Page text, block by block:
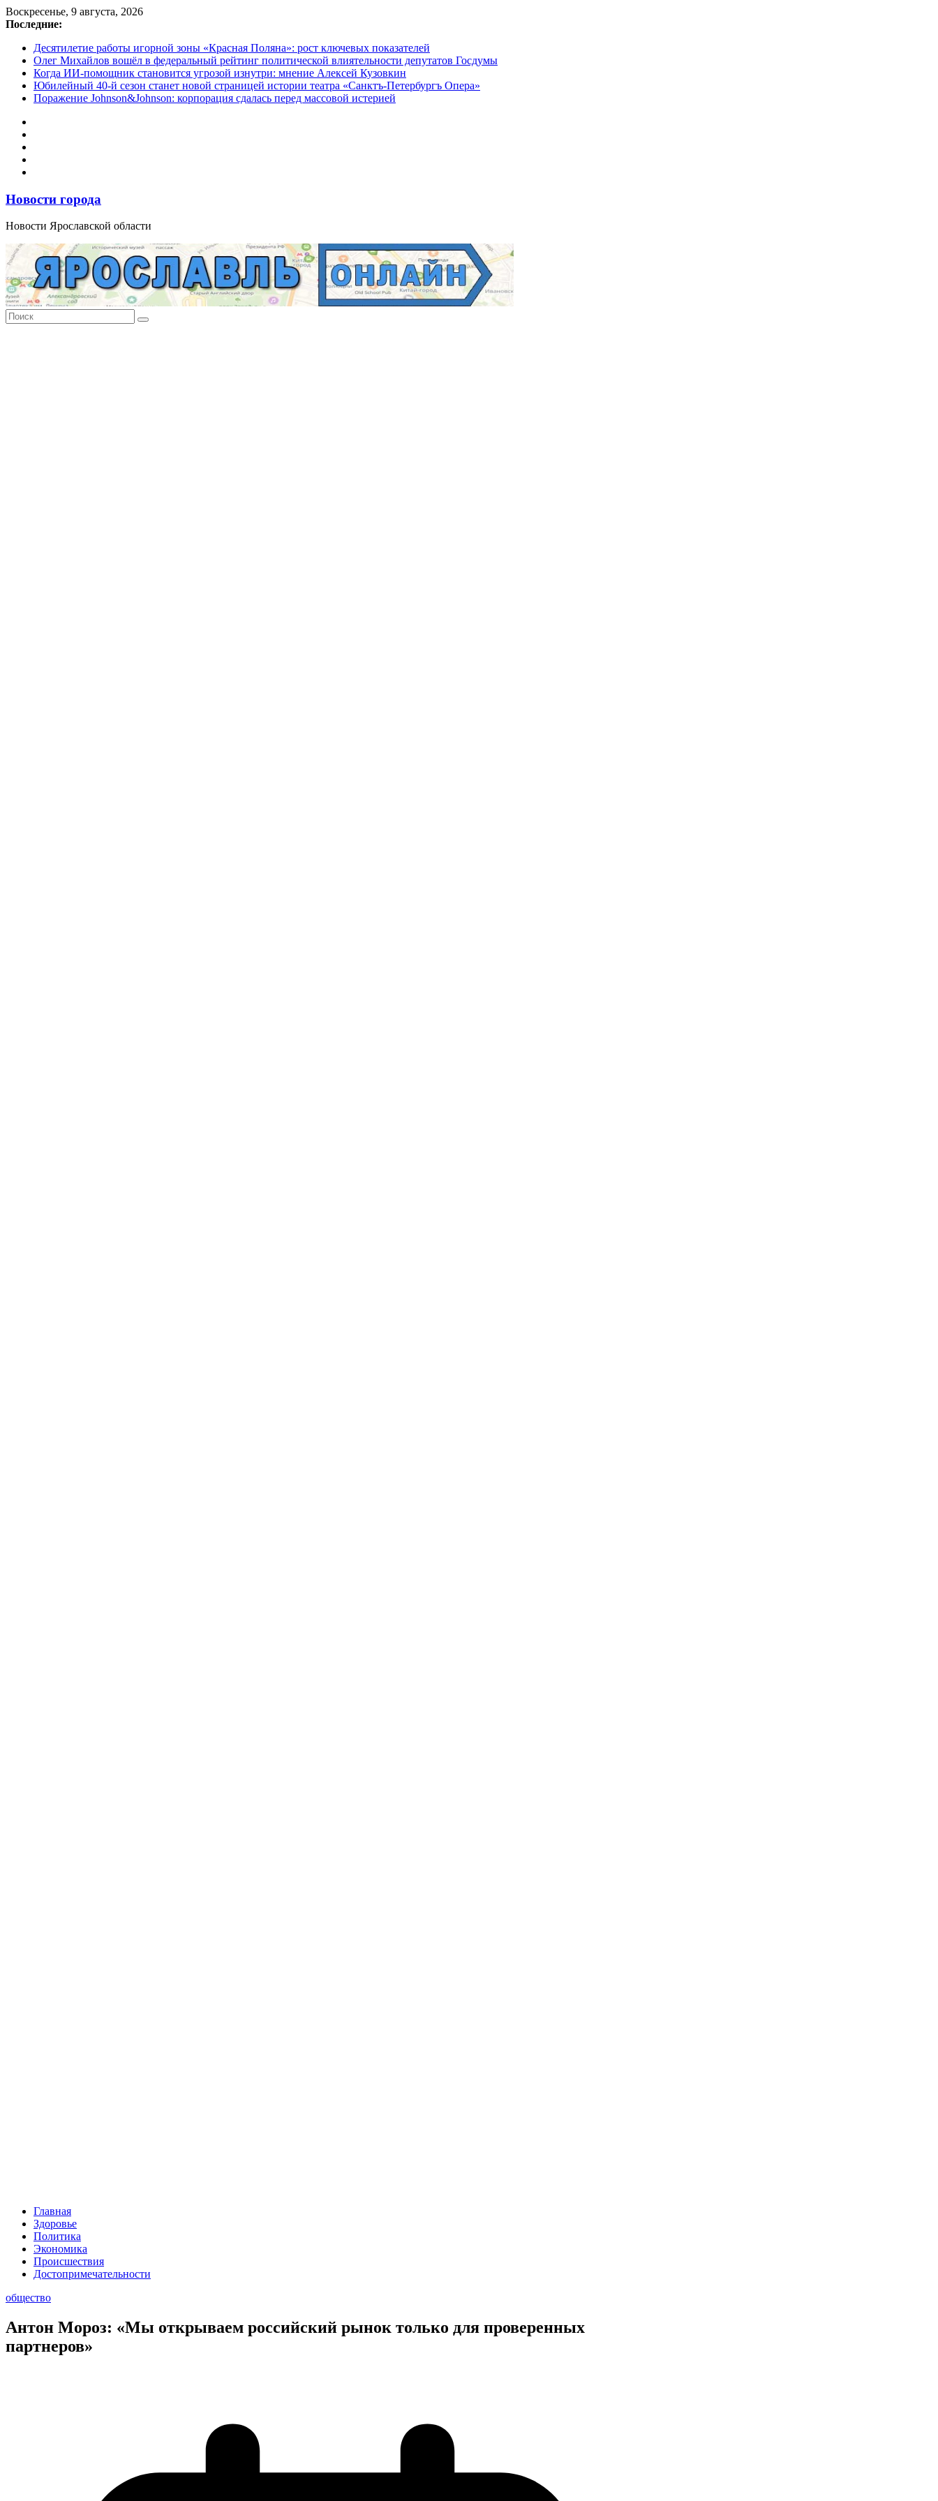
Перейти
к
Воскресенье, 9 августа, 2026
Последние:
Десятилетие работы игорной зоны «Красная Поляна»: рост ключевых показателей
Олег Михайлов вошёл в федеральный рейтинг политической влиятельности депутатов Госдумы
Когда ИИ-помощник становится угрозой изнутри: мнение Алексей Кузовкин
Юбилейный 40-й сезон станет новой страницей истории театра «Санктъ-Петербургъ Опера»
Поражение Johnson&Johnson: корпорация сдалась перед массовой истерией
Новости города
Новости Ярославской области
Главная
Здоровье
Политика
Экономика
Происшествия
Достопримечательности
общество
Антон Мороз: «Мы открываем российский рынок только для проверенных
партнеров»